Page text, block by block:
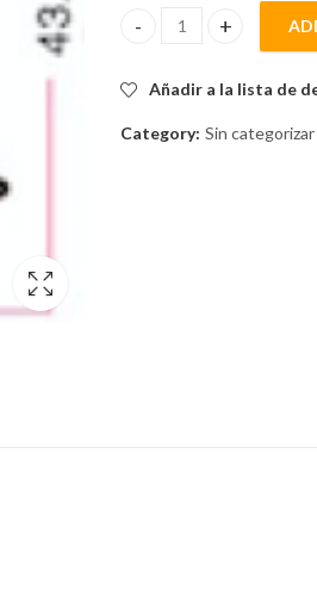
SEGURO PARA
Añadir a la lista de
Category: Sin categorizar